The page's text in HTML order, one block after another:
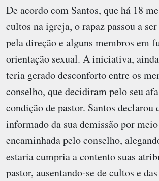
De acordo com Santos, que há 18
cultos na igreja, o rapaz passou a
pela direção e alguns membros em
orientação sexual. A iniciativa,
teria gerado desconforto entre os
conselho, que decidiram pelo seu
condição de pastor. Santos declarou
informado da sua demissão por
encaminhada pelo conselho,
estaria cumpria a contento suas
pastor, ausentando-se de cultos e